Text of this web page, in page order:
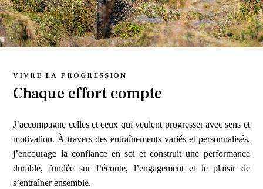
VIVRE LA PROGRESSION
Chaque effort compte
J’accompagne celles et ceux qui veulent progresser avec sens et
motivation. À travers des entraînements variés et personnalisés,
j’encourage la confiance en soi et construit une performance
durable, fondée sur l’écoute, l’engagement et le plaisir de
s’entraîner ensemble.